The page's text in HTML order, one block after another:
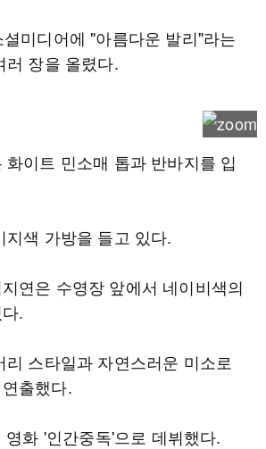
미디어에 "아름다운 발리"라는
러 장을 올렸다.
이트 민소매 톱과 반바지를 입
지색 가방을 들고 있다.
연은 수영장 앞에서 네이비색의
.
리 스타일과 자연스러운 미소로
출했다.
화 '인간중독'으로 데뷔했다.